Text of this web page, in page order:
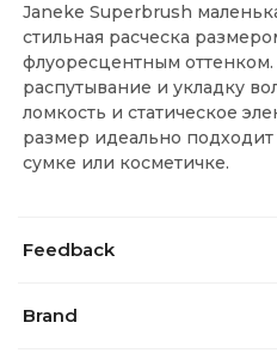
Janeke Superbrush
стильная расческа
флуоресцентным оттенком.
распутывание и укладку
ломкость и статическое
размер идеально
сумке или косметичке.
Feedback
Brand